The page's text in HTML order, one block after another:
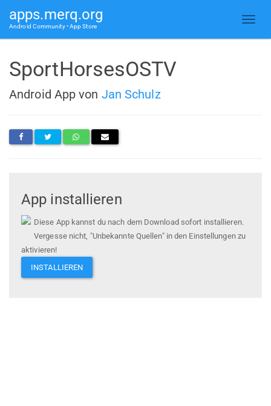
apps.merq.org
Android Community • App Store
SportHorsesOSTV
Android App von Jan Schulz
App installieren
Diese App kannst du nach dem Download sofort installieren.
Vergesse nicht, "Unbekannte Quellen" in den Einstellungen zu
aktivieren!
INSTALLIEREN